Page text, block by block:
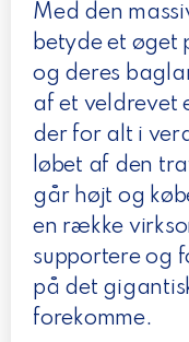
Med den
betyde et øget
og deres
af et veldrevet
der for alt i
løbet af den
går højt og
en række
supportere og
på det
forekomme.